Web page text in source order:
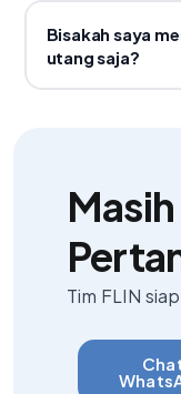
Detail dan rincian
pada sesi
Bisakah saya
utang saja?
yang bisa kami
Tim FLIN